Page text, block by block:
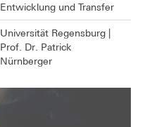
Entwicklung und Transfer
Universität Regensburg |
Prof. Dr. Patrick
Nürnberger